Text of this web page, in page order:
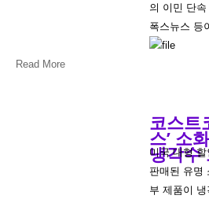
의 이민 단속
폭스뉴스 등
Read More
코스트
스’ 소
냉각수
미국 대형
판매된 유명
부 제품이